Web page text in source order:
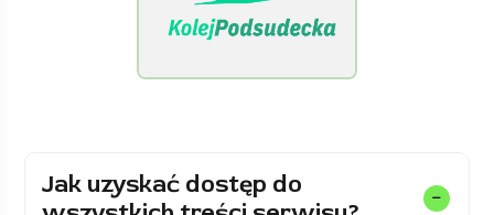
Jak uzyskać dostęp do